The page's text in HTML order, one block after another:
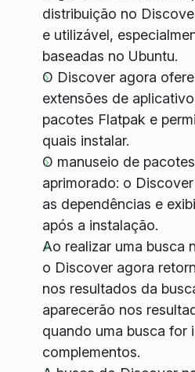
distribuição no
e utilizável,
baseadas no Ubuntu.
O Discover agora
extensões de
pacotes Flatpak e
quais instalar.
O manuseio de
aprimorado: o
as dependências e
após a instalação.
Ao realizar uma busca
o Discover agora
nos resultados da
aparecerão nos
quando uma busca for
complementos.